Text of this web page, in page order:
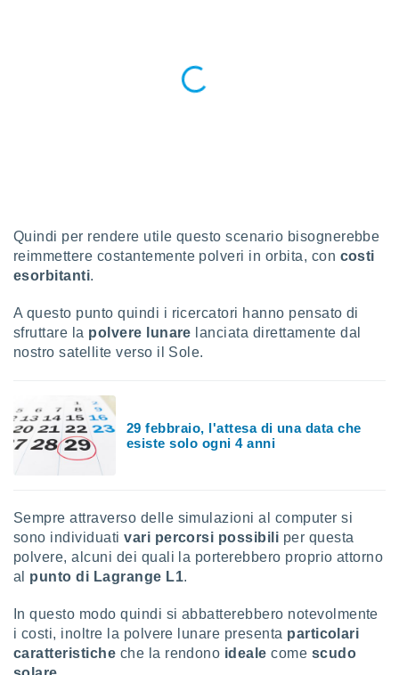
e
dei
la
del
delle
e degli
nostri
Quindi per rendere utile questo scenario bisognerebbe
reimmettere costantemente polveri in orbita, con costi
esorbitanti.
A questo punto quindi i ricercatori hanno pensato di
sfruttare la polvere lunare lanciata direttamente dal
nostro satellite verso il Sole.
29 febbraio, l'attesa di una data che
esiste solo ogni 4 anni
Sempre attraverso delle simulazioni al computer si
sono individuativari percorsi possibili per questa
polvere, alcuni dei quali la porterebbero proprio attorno
al punto di Lagrange L1.
In questo modo quindi si abbatterebbero notevolmente
i costi, inoltre la polvere lunare presenta particolari
caratteristiche che la rendono ideale come scudo